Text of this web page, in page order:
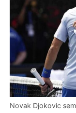
Novak Djokovic